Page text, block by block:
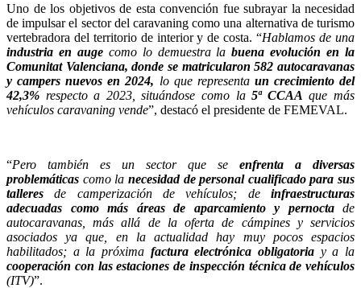
Uno de los objetivos de esta convención fue subrayar la necesidad
de impulsar el sector del caravaning como una alternativa de turismo
vertebradora del territorio de interior y de costa. “Hablamos de una
industria en auge como lo demuestra la buena evolución en la
Comunitat Valenciana, donde se matricularon 582 autocaravanas
y campers nuevos en 2024, lo que representa un crecimiento del
42,3% respecto a 2023, situándose como la5ª CCAA que más
vehículos caravaning vende”, destacó el presidente de FEMEVAL.
“Pero también es un sector que se enfrenta a diversas
problemáticas como la necesidad depersonal cualificado para sus
talleres de camperización de vehículos; de infraestructuras
adecuadas como más áreas de aparcamiento y pernocta de
autocaravanas, más allá de la oferta de cámpines y servicios
asociados ya que, en la actualidad hay muy pocos espacios
habilitados; a la próxima factura electrónica obligatoria y a la
cooperación con las estaciones de inspección técnica de vehículos
(ITV)”.